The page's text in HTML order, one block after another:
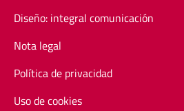
Diseño: integral comunicación
Nota legal
Política de privacidad
Uso de cookies